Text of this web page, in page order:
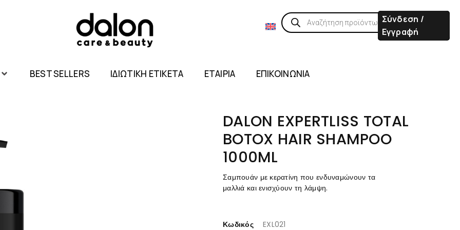
Σύνδεση /
Εγγραφή
BEST SELLERS ΙΔΙΩΤΙΚΗ ΕΤΙΚΕΤΑ ΕΤΑΙΡΙΑ ΕΠΙΚΟΙΝΩΝΙΑ
DALON EXPERTLISS TOTAL
BOTOX HAIR SHAMPOO
1000ML
Σαμπουάν με κερατίνη που ενδυναμώνουν τα
μαλλιά και ενισχύουν τη λάμψη.
Κωδικός EXL021